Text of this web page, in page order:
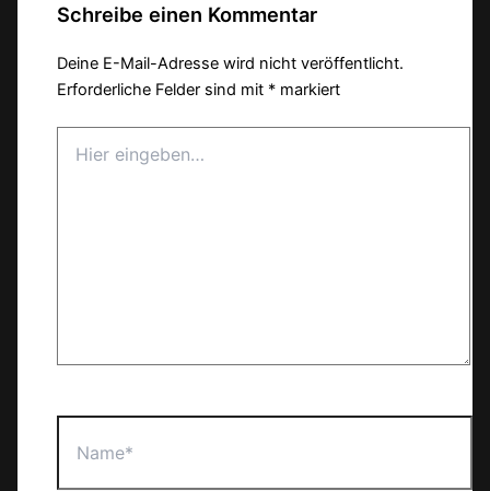
Schreibe einen Kommentar
Deine E-Mail-Adresse wird nicht veröffentlicht.
Erforderliche Felder sind mit * markiert
eingeben…